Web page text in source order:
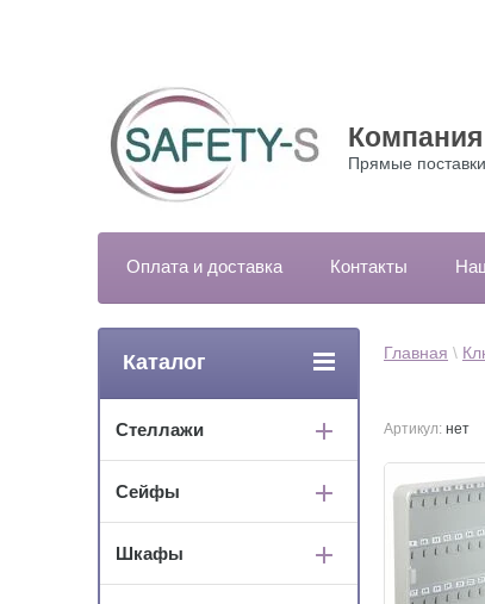
Прямые
Оплата и доставка Контакты
Главная \
Артикул: нет
Каталог
Стеллажи
Сейфы
Шкафы